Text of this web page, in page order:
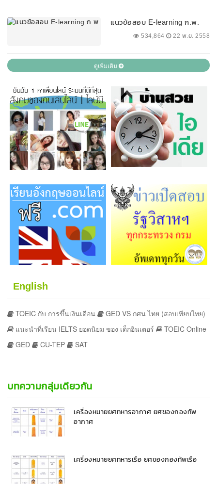
2010
แนวข้อสอบ E-learning ก.พ.
534,864 22 พ.ย. 2558
ดูเพิ่มเติม
English
TOEIC กับ การขึ้นเงินเดือน
GED VS กศน ไทย (สอบเทียบไทย)
แนะนำที่เรียน IELTS ยอดนิยม ของ เด็กอินเตอร์
TOEIC Online
GED
CU-TEP SAT
บทความกลุ่มเดียวกัน
เครื่องหมายยศทหารอากาศ ยศของกองทัพ
อากาศ
เครื่องหมายยศทหารเรือ ยศของกองทัพเรือ